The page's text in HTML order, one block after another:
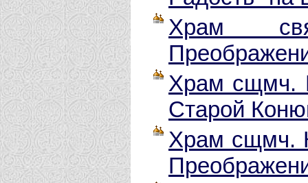
Храм
Храм сщмч.
Старой
Храм сщмч.